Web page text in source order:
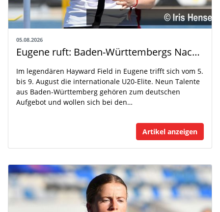
05.08.2026
Eugene ruft: Baden-Württembergs Nachwuchs greift nach der Weltspitze
Im legendären Hayward Field in Eugene trifft sich vom 5.
bis 9. August die internationale U20-Elite. Neun Talente
aus Baden-Württemberg gehören zum deutschen
Aufgebot und wollen sich bei den…
Artikel anzeigen